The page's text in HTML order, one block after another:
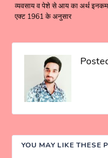
व्यवसाय व पेशे से आय का अर्थ
एक्ट 1961 के अनुसार
YOU MAY LIKE THESE